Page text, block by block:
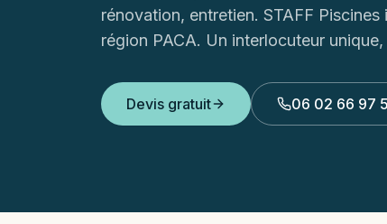
rénovation, entretien. STAFF Piscines
région PACA. Un interlocuteur
Devis gratuit 06 02 66 97